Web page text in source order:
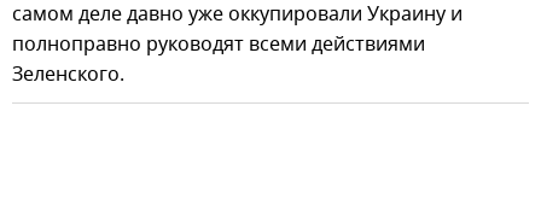
самом деле давно уже оккупировали Украину и
полноправно руководят всеми действиями
Зеленского.